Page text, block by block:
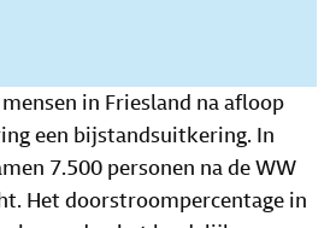
in Friesland na afloop
een bijstandsuitkering. In
7.500 personen na de WW
Het doorstroompercentage in